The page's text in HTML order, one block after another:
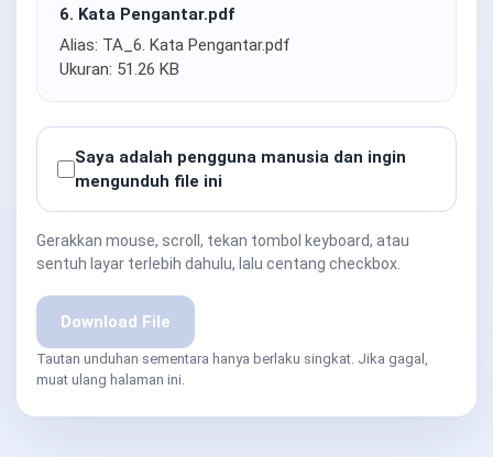
6. Kata Pengantar.pdf
Alias: TA_6. Kata Pengantar.pdf
Ukuran: 51.26 KB
Saya adalah pengguna manusia dan ingin
mengunduh file ini
Gerakkan mouse, scroll, tekan tombol keyboard, atau
sentuh layar terlebih dahulu, lalu centang checkbox.
Download File
Tautan unduhan sementara hanya berlaku singkat. Jika gagal,
muat ulang halaman ini.